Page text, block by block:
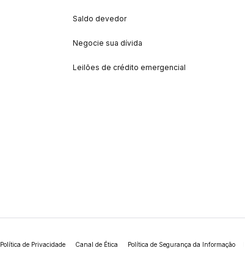
Saldo devedor
Negocie sua dívida
Leilões de crédito emergencial
Política de Privacidade Canal de Ética Política de Segurança da Informação